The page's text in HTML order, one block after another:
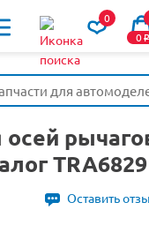
0
0o
для
TRA6829
Оставить